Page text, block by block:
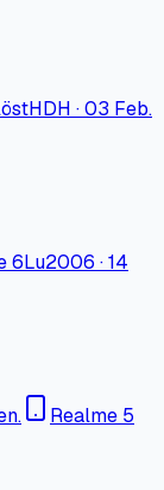
HDH ·03 Feb.
6Lu2006 ·14
Realme 5